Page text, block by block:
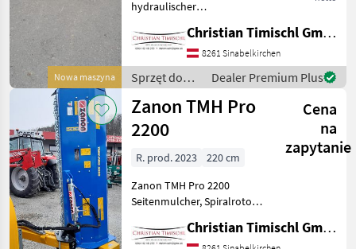
Marketplace
Oferty
dealerów
drobne
Nowa maszyna
hydraulischer
Młoty – Rozdrabniacz, Bieg
jałowy: Bieg jałowy w
skrzyni biegów,
Hydrauliczny, Wałek tylny, :
Hydrauliczny
Christian Timischl GmbH
8261 Sinabelkirchen
Sprzęt do
siewu /
Zanon
Dealer Premium Plus
Zanon TMH Pro
2200
Cena
na
zapytanie
R. prod. 2023
220 cm
Zanon TMH Pro 2200
Seitenmulcher, Spiralrotor,
Seitenverschiebung ,
Christian Timischl GmbH